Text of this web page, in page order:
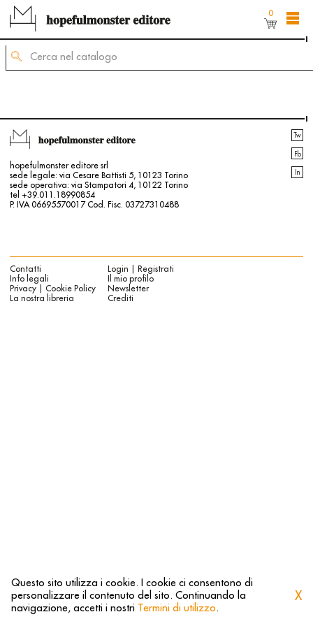
Questo sito utilizza i cookie. I cookie ci consentono di
personalizzare il contenuto del sito. Continuando la
navigazione, accetti i nostri Termini di utilizzo.
X
L'area shop del sito è ancora in costruzione,
ma puoi comunque ordinare dei titoli inviando
mailing@hopefulmonster.net
0
hopefulmonster editore srl
sede legale: via Cesare Battisti 5, 10123 Torino
sede operativa: via Stampatori 4, 10122 Torino
tel +39.011.18990854
P. IVA 06695570017 Cod. Fisc. 03727310488
Contatti
Info legali
Privacy | Cookie Policy
La nostra libreria
Login | Registrati
Il mio profilo
Newsletter
Crediti
Tw
Fb
In